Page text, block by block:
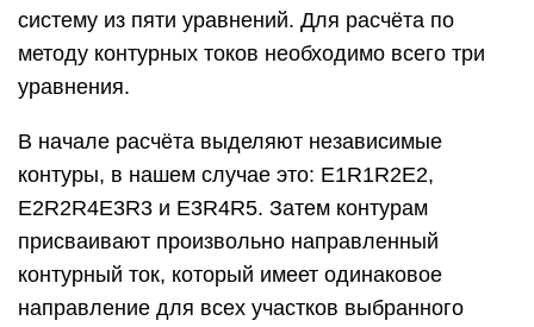
систему из пяти уравнений. Для расчёта по
методу контурных токов необходимо всего три
уравнения.
В начале расчёта выделяют независимые
контуры, в нашем случае это: E1R1R2E2,
E2R2R4E3R3 и E3R4R5. Затем контурам
присваивают произвольно направленный
контурный ток, который имеет одинаковое
направление для всех участков выбранного